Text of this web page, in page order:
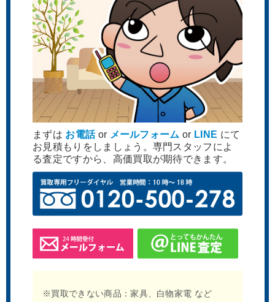
まずは お電話or メールフォーム or LINE にて
お見積もりをしましょう。専門スタッフによ
る査定ですから、高価買取が期待できます。
※買取できない商品：家具、白物家電 など